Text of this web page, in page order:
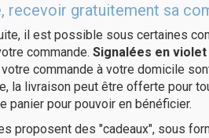
recevoir gratuitement sa
il est possible sous certaines
commande. Signalées en
commande à votre domicile
la livraison peut être offerte pour
panier pour pouvoir en bénéficier.
proposent des "cadeaux", sous